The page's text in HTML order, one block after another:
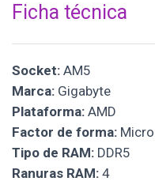
Ficha técnica
Socket: AM5
Marca: Gigabyte
Plataforma: AMD
Factor de forma:
Tipo de RAM: DDR5
Ranuras RAM: 4